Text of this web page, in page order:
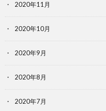
2020年11月
2020年10月
2020年9月
2020年8月
2020年7月